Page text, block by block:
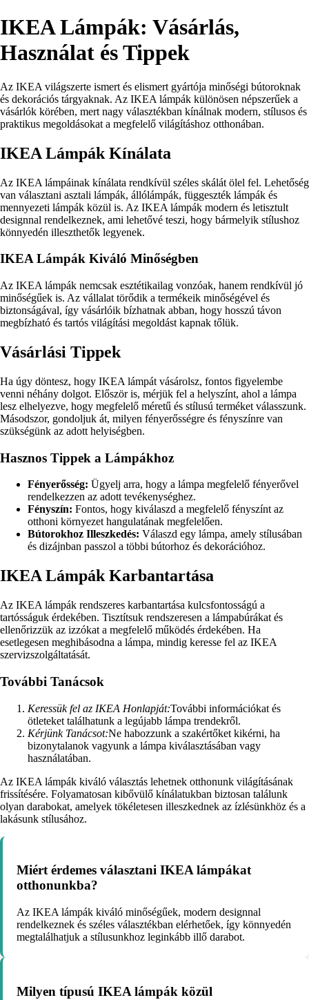
IKEA Lámpák: Vásárlás,
Használat és Tippek
Az IKEA világszerte ismert és elismert gyártója minőségi bútoroknak
és dekorációs tárgyaknak. Az IKEA lámpák különösen népszerűek a
vásárlók körében, mert nagy választékban kínálnak modern, stílusos és
praktikus megoldásokat a megfelelő világításhoz otthonában.
IKEA Lámpák Kínálata
Az IKEA lámpáinak kínálata rendkívül széles skálát ölel fel. Lehetőség
van választani asztali lámpák, állólámpák, függeszték lámpák és
mennyezeti lámpák közül is. Az IKEA lámpák modern és letisztult
designnal rendelkeznek, ami lehetővé teszi, hogy bármelyik stílushoz
könnyedén illeszthetők legyenek.
IKEA Lámpák Kiváló Minőségben
Az IKEA lámpák nemcsak esztétikailag vonzóak, hanem rendkívül jó
minőségűek is. Az vállalat törődik a termékeik minőségével és
biztonságával, így vásárlóik bízhatnak abban, hogy hosszú távon
megbízható és tartós világítási megoldást kapnak tőlük.
Vásárlási Tippek
Ha úgy döntesz, hogy IKEA lámpát vásárolsz, fontos figyelembe
venni néhány dolgot. Először is, mérjük fel a helyszínt, ahol a lámpa
lesz elhelyezve, hogy megfelelő méretű és stílusú terméket válasszunk.
Másodszor, gondoljuk át, milyen fényerősségre és fényszínre van
szükségünk az adott helyiségben.
Hasznos Tippek a Lámpákhoz
Fényerősség: Ügyelj arra, hogy a lámpa megfelelő fényerővel
rendelkezzen az adott tevékenységhez.
Fényszín: Fontos, hogy kiválaszd a megfelelő fényszínt az
otthoni környezet hangulatának megfelelően.
Bútorokhoz Illeszkedés: Válaszd egy lámpa, amely stílusában
és dizájnban passzol a többi bútorhoz és dekorációhoz.
IKEA Lámpák Karbantartása
Az IKEA lámpák rendszeres karbantartása kulcsfontosságú a
tartósságuk érdekében. Tisztítsuk rendszeresen a lámpabúrákat és
ellenőrizzük az izzókat a megfelelő működés érdekében. Ha
esetlegesen meghibásodna a lámpa, mindig keresse fel az IKEA
szervizszolgáltatását.
További Tanácsok
Keressük fel az IKEA Honlapját:További információkat és
ötleteket találhatunk a legújabb lámpa trendekről.
Kérjünk Tanácsot:Ne habozzunk a szakértőket kikérni, ha
bizonytalanok vagyunk a lámpa kiválasztásában vagy
használatában.
Az IKEA lámpák kiváló választás lehetnek otthonunk világításának
frissítésére. Folyamatosan kibővülő kínálatukban biztosan találunk
olyan darabokat, amelyek tökéletesen illeszkednek az ízlésünkhöz és a
lakásunk stílusához.
Miért érdemes választani IKEA lámpákat
otthonunkba?
Az IKEA lámpák kiváló minőségűek, modern designnal
rendelkeznek és széles választékban elérhetőek, így könnyedén
megtalálhatjuk a stílusunkhoz leginkább illő darabot.
Milyen típusú IKEA lámpák közül